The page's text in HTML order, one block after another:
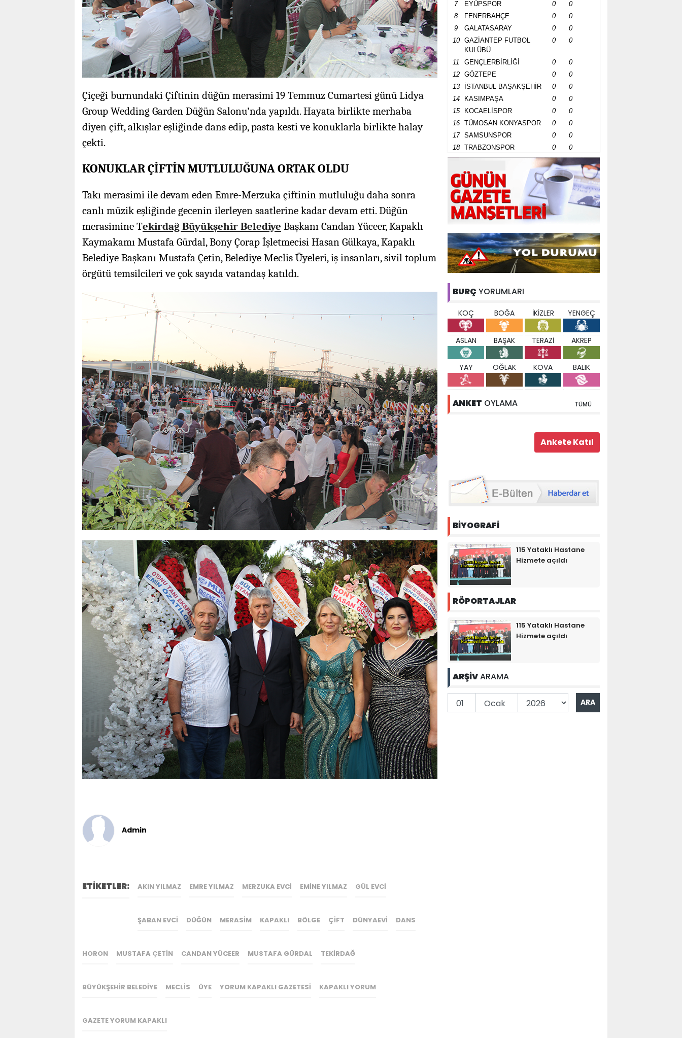
Çiçeği burnundaki Çiftinin düğün merasimi 19 Temmuz Cumartesi günü Lidya
Group Wedding Garden Düğün Salonu’nda yapıldı. Hayata birlikte merhaba
diyen çift, alkışlar eşliğinde dans edip, pasta kesti ve konuklarla birlikte halay
çekti.
KONUKLAR ÇİFTİN MUTLULUĞUNA ORTAK OLDU
Takı merasimi ile devam eden Emre-Merzuka çiftinin mutluluğu daha sonra
canlı müzik eşliğinde gecenin ilerleyen saatlerine kadar devam etti. Düğün
merasimine Tekirdağ Büyükşehir Belediye Başkanı Candan Yüceer, Kapaklı
Kaymakamı Mustafa Gürdal, Bony Çorap İşletmecisi Hasan Gülkaya, Kapaklı
Belediye Başkanı Mustafa Çetin, Belediye Meclis Üyeleri, iş insanları, sivil toplum
örgütü temsilcileri ve çok sayıda vatandaş katıldı.
Admin
ETİKETLER: AKIN YILMAZ EMRE YILMAZ MERZUKA EVCI EMINE YILMAZ GÜL EVCI
ŞABAN EVCI DÜĞÜN MERASIM KAPAKLI BÖLGE ÇIFT DÜNYAEVI DANS
HORON MUSTAFA ÇETIN CANDAN YÜCEER MUSTAFA GÜRDAL TEKIRDAĞ
BÜYÜKŞEHIR BELEDIYE MECLIS ÜYE YORUM KAPAKLI GAZETESI KAPAKLI YORUM
GAZETE YORUM KAPAKLI
7
EYÜPSPOR 0
0
8
FENERBAHÇE 0
0
9
GALATASARAY 0
0
10
GAZİANTEP FUTBOL
KULÜBÜ
0 0
11 GENÇLERBİRLİĞİ 0
0
12
GÖZTEPE 0
0
13
İSTANBUL BAŞAKŞEHİR 0
0
14
KASIMPAŞA 0
0
15
KOCAELİSPOR 0
0
16
TÜMOSAN KONYASPOR 0
0
17
SAMSUNSPOR 0
0
18
TRABZONSPOR 0 0
BURÇ YORUMLARI
KOÇ BOĞA İKİZLER YENGEÇ
ASLAN BAŞAK TERAZİ AKREP
YAY OĞLAK KOVA BALIK
ANKET OYLAMA TÜMÜ
BİYOGRAFİ
115 Yataklı Hastane
Hizmete açıldı
RÖPORTAJLAR
115 Yataklı Hastane
Hizmete açıldı
ARŞİVARAMA